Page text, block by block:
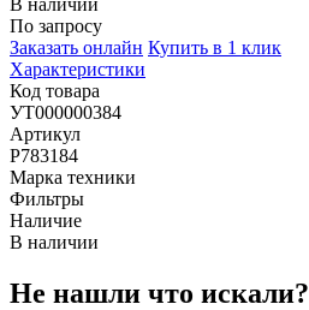
По запросу
Заказать онлайн Купить в 1 клик
Характеристики
Код товара
УТ000000384
Артикул
P783184
Марка техники
Фильтры
Наличие
В наличии
Не нашли что искали?